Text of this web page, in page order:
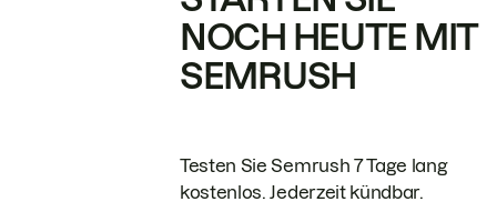
NOCH HEUTE MIT
SEMRUSH
Testen Sie Semrush 7 Tage lang
kostenlos. Jederzeit kündbar.